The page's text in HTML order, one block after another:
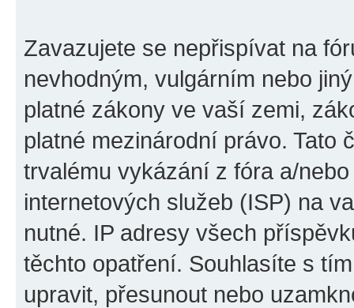
Zavazujete se nepřispívat na
nevhodným, vulgárním nebo
platné zákony ve vaší zemi,
platné mezinárodní právo. Tato
trvalému vykázání z fóra a/
internetových služeb (ISP) na
nutné. IP adresy všech
těchto opatření. Souhlasíte s
upravit, přesunout nebo